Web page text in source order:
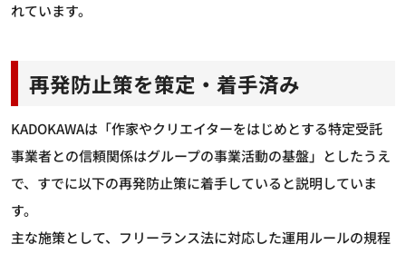
れています。
再発防止策を策定・着手済み
KADOKAWAは「作家やクリエイターをはじめとする特定受託
事業者との信頼関係はグループの事業活動の基盤」としたうえ
で、すでに以下の再発防止策に着手していると説明していま
す。
主な施策として、フリーランス法に対応した運用ルールの規程